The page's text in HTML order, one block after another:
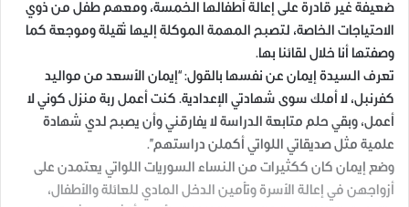
ضعيفة غير قادرة على إعالة أطفالها الخمسة، ومعهم طفل من ذوي
الاحتياجات الخاصة، لتصبح المهمة الموكلة إليها ثقيلة وموجعة كما
وصفتها أنا خلال لقائنا بها.
تعرف السيدة إيمان عن نفسها بالقول: “إيمان الأسعد من مواليد
كفرنبل، لا أملك سوى شهادتي الإعدادية. كنت أعمل ربة منزل كوني لا
أعمل، وبقي حلم متابعة الدراسة لا يفارقني وأن يصبح لدي شهادة
علمية مثل صديقاتي اللواتي أكملن دراستهم”.
وضع إيمان كان ككثيرات من النساء السوريات اللواتي يعتمدن على
أزواجهن في إعالة الأسرة وتأمين الدخل المادي للعائلة والأطفال،